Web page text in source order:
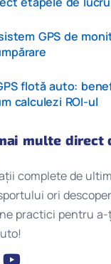
GPS de
flotă auto:
calculezi ROI-ul
multe direct
complete de
ori
practici pentru